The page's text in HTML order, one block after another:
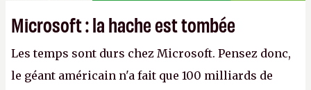
Microsoft : la hache est tombée
Les temps sont durs chez Microsoft. Pensez donc,
le géant américain n'a fait que 100 milliards de